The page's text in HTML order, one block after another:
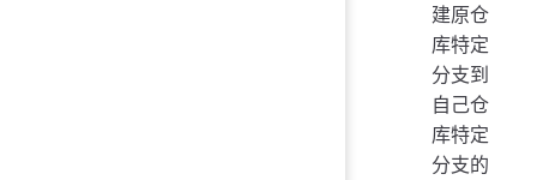
建原仓
库特定
分支到
自己仓
库特定
分支的